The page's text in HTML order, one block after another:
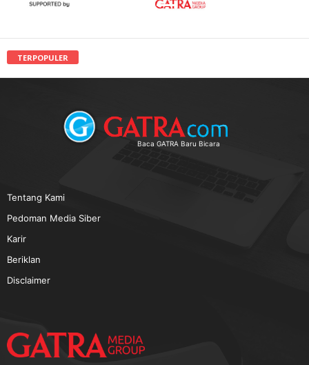
TERPOPULER
Baca GATRA Baru Bicara
Tentang Kami
Pedoman Media Siber
Karir
Beriklan
Disclaimer